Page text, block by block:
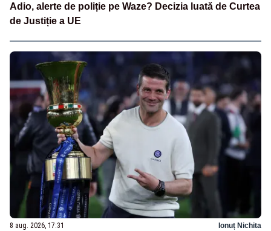
Adio, alerte de poliție pe Waze? Decizia luată de Curtea
de Justiție a UE
8 aug. 2026, 17:31 Ionuț Nichita